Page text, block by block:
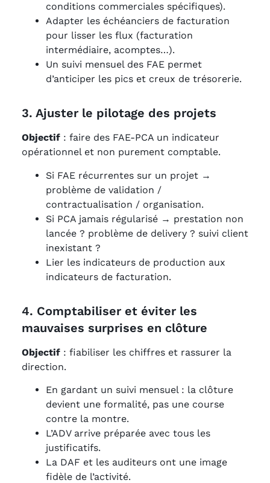
conditions commerciales spécifiques).
Adapter les échéanciers de facturation
pour lisser les flux (facturation
intermédiaire, acomptes…).
Un suivi mensuel des FAE permet
d’anticiper les pics et creux de trésorerie.
3. Ajuster le pilotage des projets
Objectif : faire des FAE-PCA un indicateur
opérationnel et non purement comptable.
Si FAE récurrentes sur un projet →
problème de validation /
contractualisation / organisation.
Si PCA jamais régularisé → prestation non
lancée ? problème de delivery ? suivi client
inexistant ?
Lier les indicateurs de production aux
indicateurs de facturation.
4. Comptabiliser et éviter les
mauvaises surprises en clôture
Objectif : fiabiliser les chiffres et rassurer la
direction.
En gardant un suivi mensuel : la clôture
devient une formalité, pas une course
contre la montre.
L’ADV arrive préparée avec tous les
justificatifs.
La DAF et les auditeurs ont une image
fidèle de l’activité.